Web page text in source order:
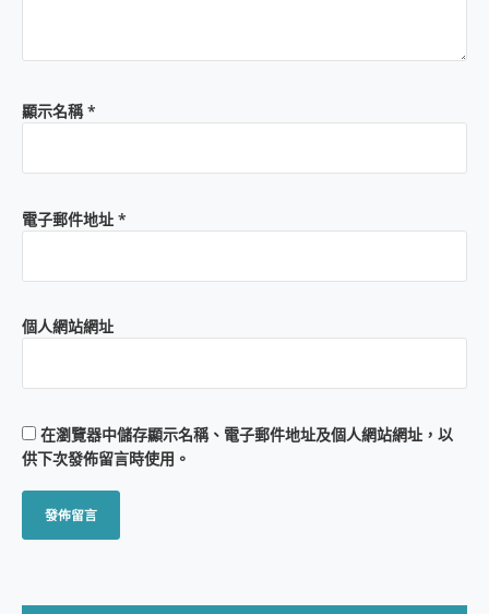
顯示名稱*
電子郵件地址 *
個人網站網址
在瀏覽器中儲存顯示名稱、電子郵件地址及個人網站網址，以
供下次發佈留言時使用。